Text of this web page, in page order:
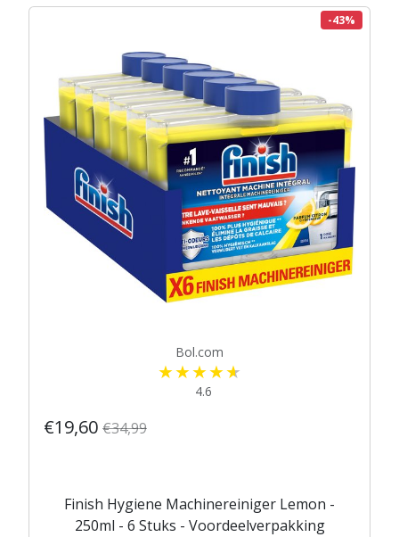
-43%
Bol.com
4.6
€19,60 €34,99
Finish Hygiene Machinereiniger Lemon -
250ml - 6 Stuks - Voordeelverpakking